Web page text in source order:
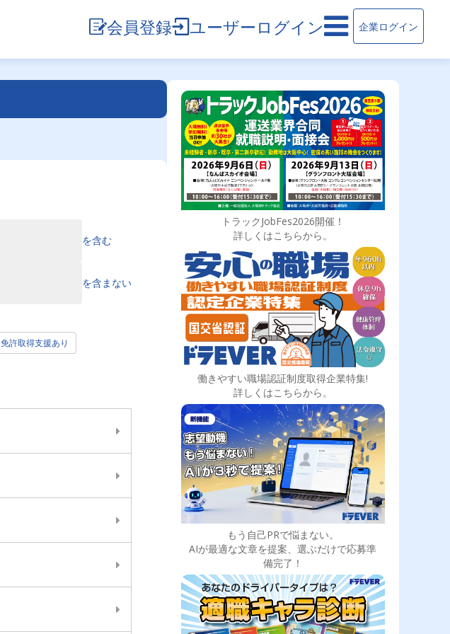
会員登録 ユーザーログイン 企業ログイン
を含む
を含まない
免許取得支援あり
トラックJobFes2026開催！
詳しくはこちらから。
働きやすい職場認証制度取得企業特集!
詳しくはこちらから。
もう自己PRで悩まない。
AIが最適な文章を提案、選ぶだけで応募準
備完了！